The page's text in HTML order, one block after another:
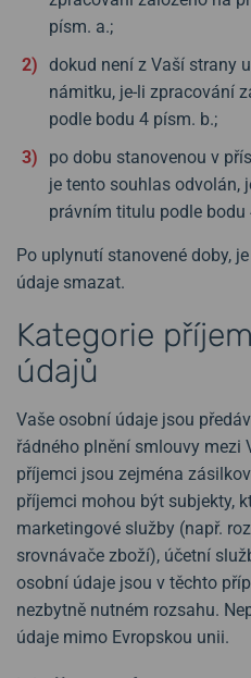
písm. a.;
dokud není z Vaší strany
námitku, je-li zpracování
podle bodu 4 písm. b.;
po dobu stanovenou v
je tento souhlas odvolán,
právním titulu podle bodu
Po uplynutí stanovené doby,
údaje smazat.
Kategorie
údajů
Vaše osobní údaje jsou
řádného plnění smlouvy mezi
příjemci jsou zejména
příjemci mohou být subjekty,
marketingové služby (např.
srovnávače zboží), účetní
osobní údaje jsou v těchto
nezbytně nutném rozsahu.
údaje mimo Evropskou unii.